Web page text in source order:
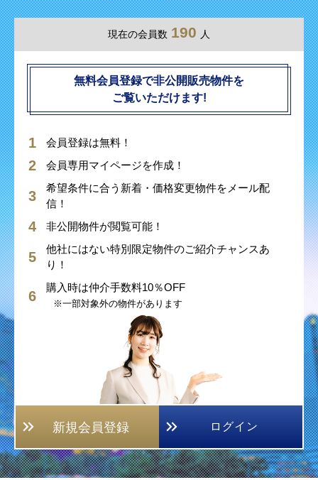
現在の会員数 190 人
無料会員登録で非公開販売物件を
ご覧いただけます!
会員登録は無料！
会員専用マイページを作成！
希望条件に合う新着・価格変更物件をメール配
信！
非公開物件が閲覧可能！
他社にはない特別限定物件のご紹介チャンスあ
り！
購入時は仲介手数料10％OFF
※一部対象外の物件があります
新規会員登録 ログイン